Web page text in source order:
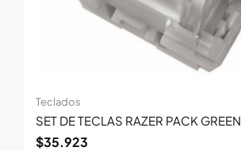
Teclados
SET DE TECLAS RAZER PACK GREEN
$35.923